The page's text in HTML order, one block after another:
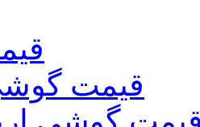
قیمت